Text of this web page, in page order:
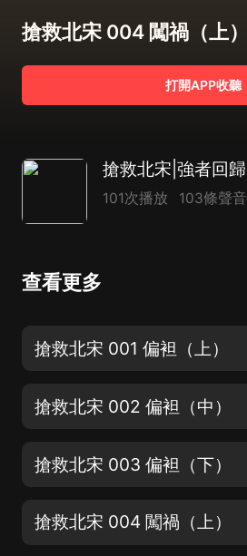
搶救北宋 004 闖禍（上）
打開APP收聽
101次播放 103條聲音
查看更多
搶救北宋 001 偏袒（上）
搶救北宋 002 偏袒（中）
搶救北宋 003 偏袒（下）
搶救北宋 004 闖禍（上）